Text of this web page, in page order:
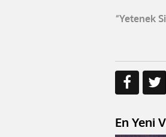
“Yetenek
En Yeni